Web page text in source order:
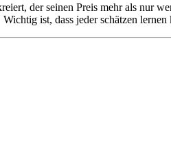
der seinen Preis mehr als nur
ist, dass jeder schätzen